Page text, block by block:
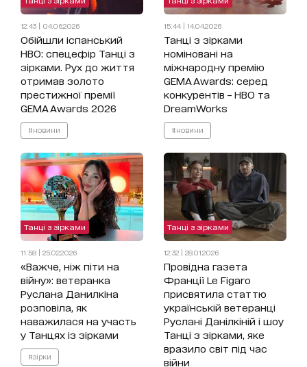
12:43 | 04.06.2026
Обійшли іспанський
HBO: спецефір Танці з
зірками. Рух до життя
отримав золото
престижної премії
GEMA Awards 2026
#новини
15:44 | 14.04.2026
Танці з зірками
номіновані на
міжнародну премію
GEMA Awards: серед
конкурентів – HBO та
DreamWorks
#новини
Танці з зірками
11:58 | 25.02.2026
«Важче, ніж піти на
війну»: ветеранка
Руслана Данилкіна
розповіла, як
наважилася на участь
у Танцях із зірками
#зірки
Танці з зірками
12:32 | 28.01.2026
Провідна газета
Франції Le Figaro
присвятила статтю
українській ветеранці
Руслані Данілкіній і шоу
Танці з зірками, яке
вразило світ під час
війни